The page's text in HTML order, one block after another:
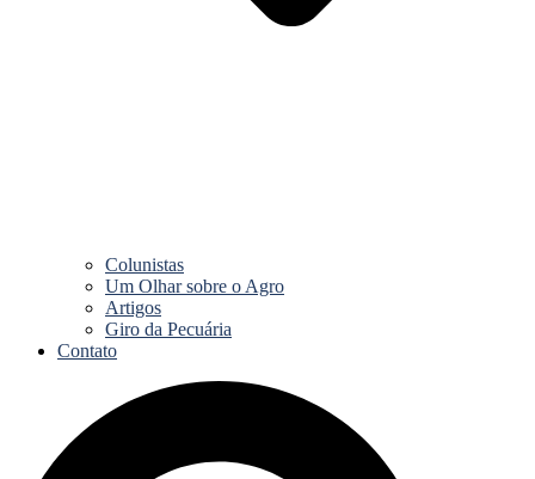
Colunistas
Um Olhar sobre o Agro
Artigos
Giro da Pecuária
Contato